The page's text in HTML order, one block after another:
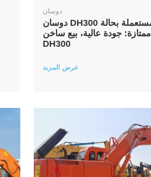
دوسان
دوسان DH300 مستعملة بحالة
ممتازة: جودة عالية، بيع ساخن
DH300
عرض المزيد